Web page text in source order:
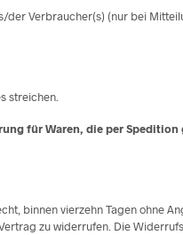
der Verbraucher(s) (nur bei
streichen.
für Waren, die per
binnen vierzehn Tagen ohne
zu widerrufen. Die